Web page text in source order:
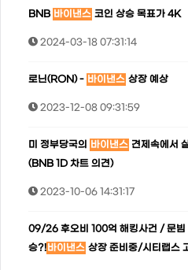
BNB 바이낸스 코인 상승 목표가 4K
2024-03-18 07:31:14
로닌(RON) - 바이낸스 상장 예상
2023-12-08 09:31:59
미 정부당국의 바이낸스 견제속에서
(BNB 1D 차트 의견)
2023-10-06 14:31:17
09/26 후오비 100억 해킹사건 / 문빔
승?!바이낸스 상장 준비중/시티랩스